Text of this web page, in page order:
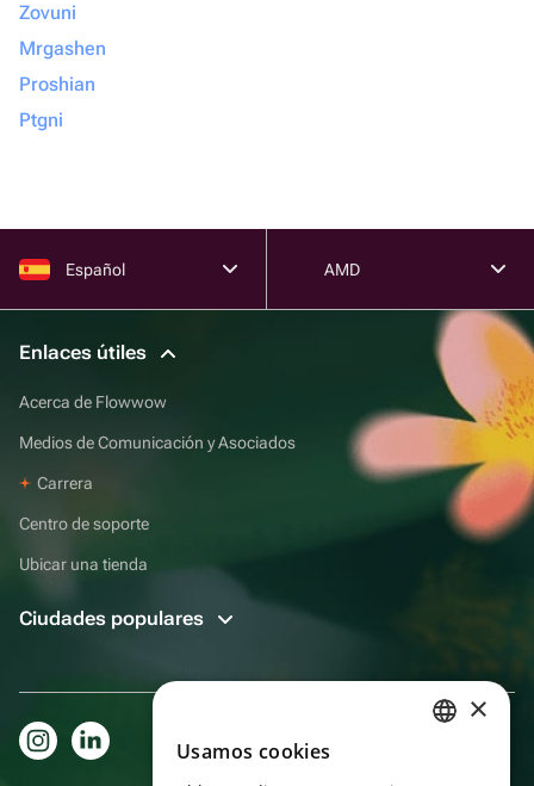
Zovuni
Mrgashen
Proshian
Ptgni
Español AMD
Enlaces útiles
Acerca de Flowwow
Medios de Comunicación y Asociados
Carrera
Centro de soporte
Ubicar una tienda
Ciudades populares
×
Usamos cookies